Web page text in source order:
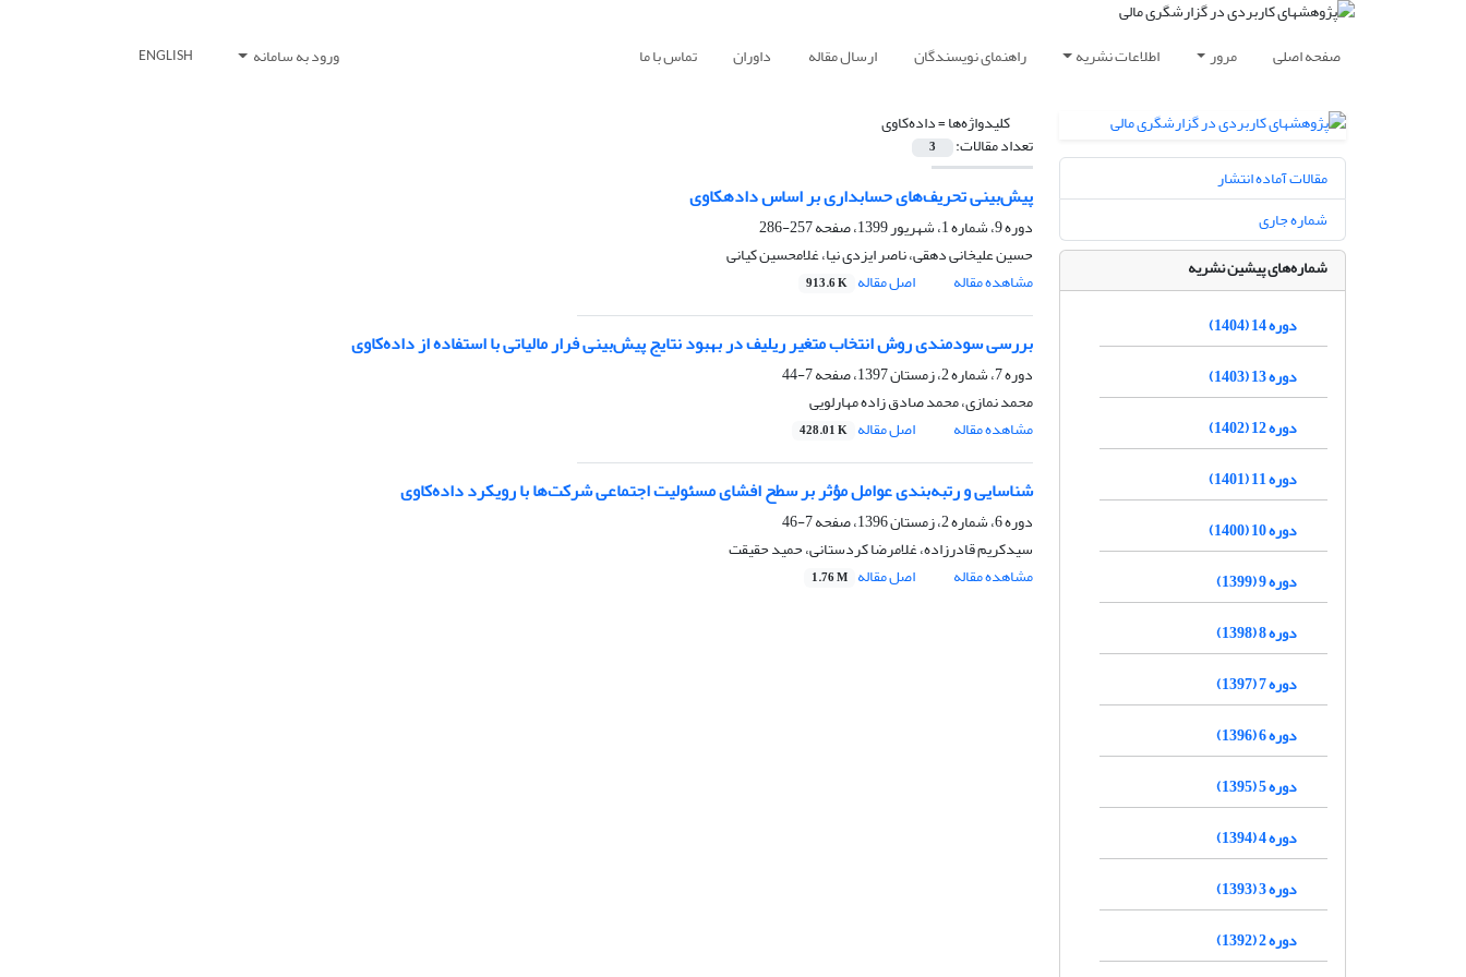
صفحه اصلی مرور اطلاعات نشریه راهنمای نویسندگان ارسال مقاله داوران تماس با ما ورود به سامانه ENGLISH
کلیدواژه‌ها =داده‌کاوی
تعداد مقالات: 3
پیش‌بینی تحریف‌های حسابداری بر اساس دادهکاوی
دوره 9، شماره 1، شهریور 1399، صفحه
257-286
حسین علیخانی دهقی، ناصر ایزدی نیا، غلامحسین کیانی
مشاهده مقاله
اصل مقاله 913.6 K
بررسی سودمندی روش انتخاب متغیر ریلیف در بهبود نتایج پیش‌بینی فرار مالیاتی با استفاده از داده‌کاوی
دوره 7، شماره 2، زمستان 1397، صفحه
7-44
محمد نمازی، محمد صادق زاده مهارلویی
مشاهده مقاله
اصل مقاله 428.01 K
شناسایی و رتبه‌بندی عوامل مؤثر بر سطح افشای مسئولیت اجتماعی شرکت‌ها با رویکرد داده‌کاوی
دوره 6، شماره 2، زمستان 1396، صفحه
7-46
سیدکریم قادرزاده، غلامرضا کردستانی، حمید حقیقت
مشاهده مقاله
اصل مقاله 1.76 M
مقالات آماده انتشار
شماره جاری
شماره‌های پیشین نشریه
دوره 14 (1404)
دوره 13 (1403)
دوره 12 (1402)
دوره 11 (1401)
دوره 10 (1400)
دوره 9 (1399)
دوره 8 (1398)
دوره 7 (1397)
دوره 6 (1396)
دوره 5 (1395)
دوره 4 (1394)
دوره 3 (1393)
دوره 2 (1392)